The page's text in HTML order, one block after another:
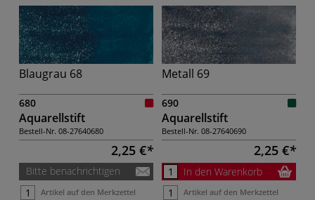
Blaugrau 68
680
Aquarellstift
Bestell-Nr. 08-27640680
2,25 €
Bitte benachrichtigen
Artikel auf den Merkzettel
Metall 69
690
Aquarellstift
Bestell-Nr. 08-27640690
2,25 €
In den Warenkorb
Artikel auf den Merkzettel